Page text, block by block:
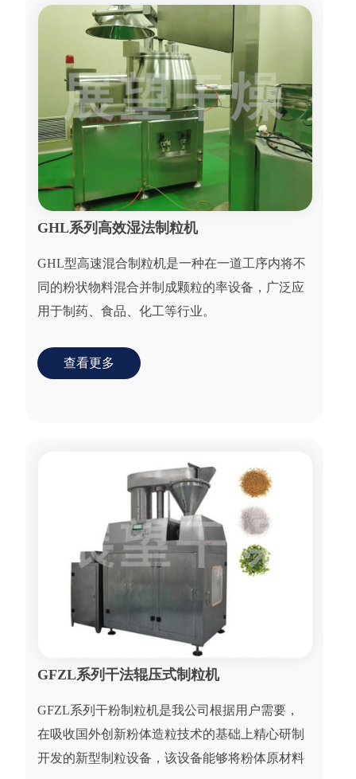
GHL系列高效湿法制粒机
GHL型高速混合制粒机是一种在一道工序内将不
同的粉状物料混合并制成颗粒的率设备，广泛应
用于制药、食品、化工等行业。
查看更多
GFZL系列干法辊压式制粒机
GFZL系列干粉制粒机是我公司根据用户需要，
在吸收国外创新粉体造粒技术的基础上精心研制
开发的新型制粒设备，该设备能够将粉体原材料